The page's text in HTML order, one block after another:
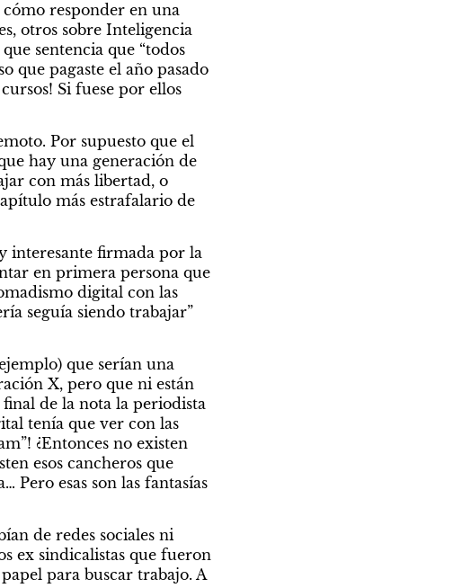
cómo responder en una
otros sobre Inteligencia
sentencia que “todos
que pagaste el año pasado
Si fuese por ellos
Por supuesto que el
hay una generación de
con más libertad, o
más estrafalario de
interesante firmada por la
en primera persona que
digital con las
seguía siendo trabajar”
que serían una
X, pero que ni están
de la nota la periodista
tenía que ver con las
¿Entonces no existen
esos cancheros que
Pero esas son las fantasías
de redes sociales ni
ex sindicalistas que fueron
para buscar trabajo. A